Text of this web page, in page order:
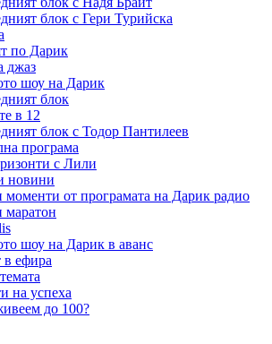
блок с Гери Турийска
по Дарик
джаз
шоу на Дарик
блок
в 12
блок с Тодор Пантилеев
програма
с Лили
новини
моменти от програмата на Дарик радио
маратон
шоу на Дарик в аванс
в ефира
на успеха
до 100?